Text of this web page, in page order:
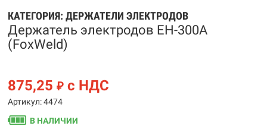
КАТЕГОРИЯ: ДЕРЖАТЕЛИ ЭЛЕКТРОДОВ
Держатель электродов EH-300А
(FoxWeld)
875,25 ₽ с НДС
Артикул: 4474
В НАЛИЧИИ